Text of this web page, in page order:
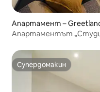
Апартамент –
Апартаментът
Супердомакин
Супердомакин